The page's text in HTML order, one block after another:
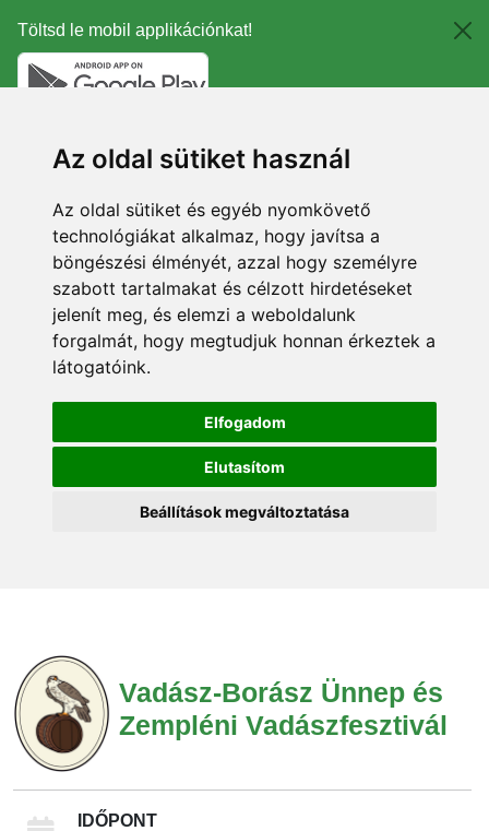
Töltsd le mobil applikációnkat!
Az oldal sütiket használ
Az oldal sütiket és egyéb nyomkövető
technológiákat alkalmaz, hogy javítsa a
böngészési élményét, azzal hogy személyre
szabott tartalmakat és célzott hirdetéseket
jelenít meg, és elemzi a weboldalunk
forgalmát, hogy megtudjuk honnan érkeztek a
látogatóink.
Elfogadom
Elutasítom
Beállítások megváltoztatása
Vadász-Borász Ünnep és
Zempléni Vadászfesztivál
IDŐPONT